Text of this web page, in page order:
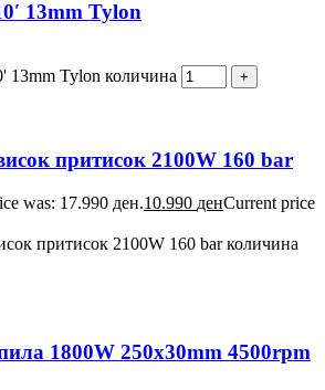
13mm Tylon
Tylon количина
притисок 2100W 160 bar
was: 17.990 ден.10.990 денCurrent price
притисок 2100W 160 bar количина
1800W 250x30mm 4500rpm